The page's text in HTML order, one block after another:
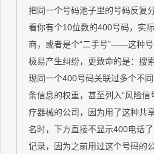
把同一个号码池子里的号码反复
看你有个10位数的400号码，实
商，或者是个“二手号”——这种
极易产生纠纷，更致命的是：搜
现同一个400号码关联过多个不
条信息的权重，甚至列入“风险信
疗器械的公司，因为用了这种共
名时，下方直接不显示400电话
记录，因为之前用过这个号码的